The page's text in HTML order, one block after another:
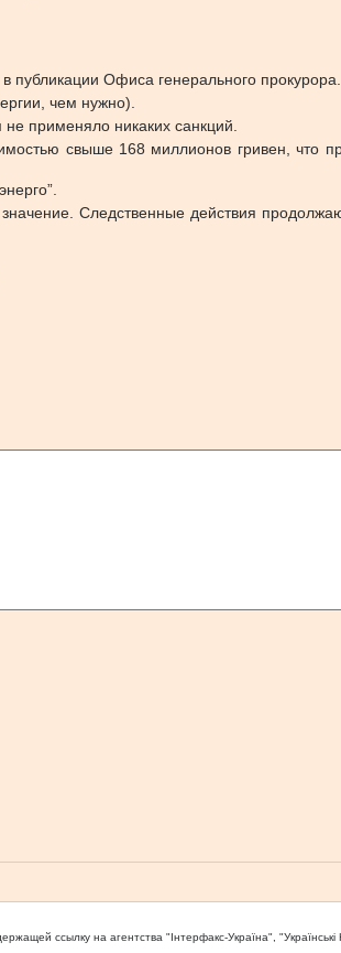
публикации Офиса генерального прокурора.
чем нужно).
применяло никаких санкций.
свыше 168 миллионов гривен, что
Следственные действия
ссылку на агентства "Iнтерфакс-Україна",